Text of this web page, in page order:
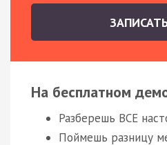
На бесплатном
Разберешь ВСЕ
Поймешь разницу